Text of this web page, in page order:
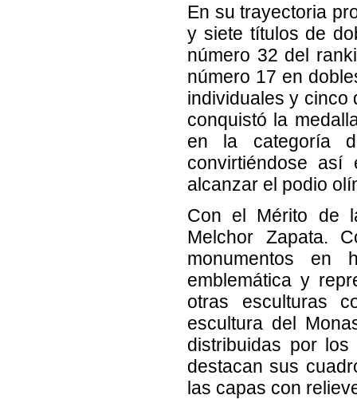
En su trayectoria
y siete títulos de
número 32 del
número 17 en
individuales y cinco
conquistó la
en la categoría
convirtiéndose
alcanzar el podio
Con el Mérito de
Melchor Zapata.
monumentos en
emblemática y
otras esculturas
escultura del
distribuidas por
destacan sus
las capas con